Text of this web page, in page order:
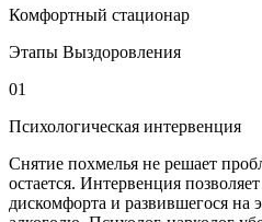
Комфортный стационар
Этапы Выздоровления
01
Психологическая интервенция
Снятие похмелья не решает
остается. Интервенция
дискомфорта и развившегося на